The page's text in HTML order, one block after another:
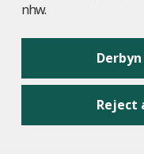
nhw.
Reject